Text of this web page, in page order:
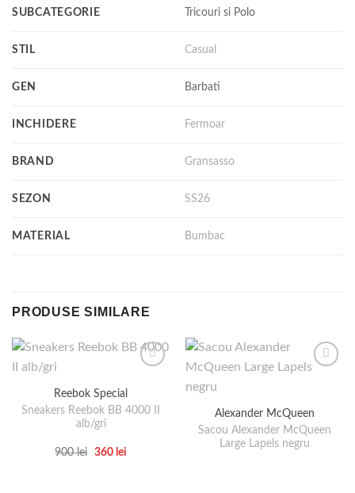
SUBCATEGORIE Tricouri si Polo
STIL Casual
GEN Barbati
INCHIDERE Fermoar
BRAND Gransasso
SEZON SS26
MATERIAL Bumbac
PRODUSE SIMILARE
Reebok Special
Sneakers Reebok BB 4000 II
alb/gri
900lei
Prețul
360 leiPrețul
Alexander McQueen
Sacou Alexander McQueen
Large Lapels negru